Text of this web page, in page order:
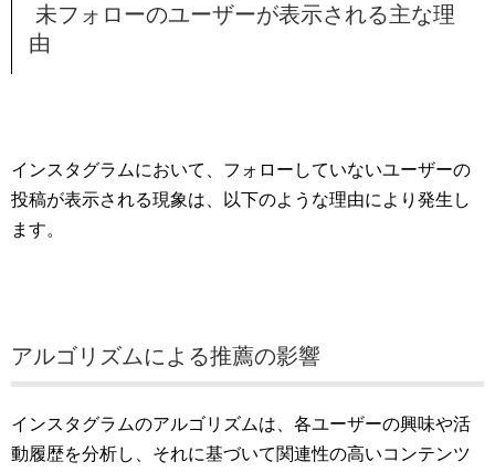
未フォローのユーザーが表示される主な理
由
インスタグラムにおいて、フォローしていないユーザーの
投稿が表示される現象は、以下のような理由により発生し
ます。
アルゴリズムによる推薦の影響
インスタグラムのアルゴリズムは、各ユーザーの興味や活
動履歴を分析し、それに基づいて関連性の高いコンテンツ